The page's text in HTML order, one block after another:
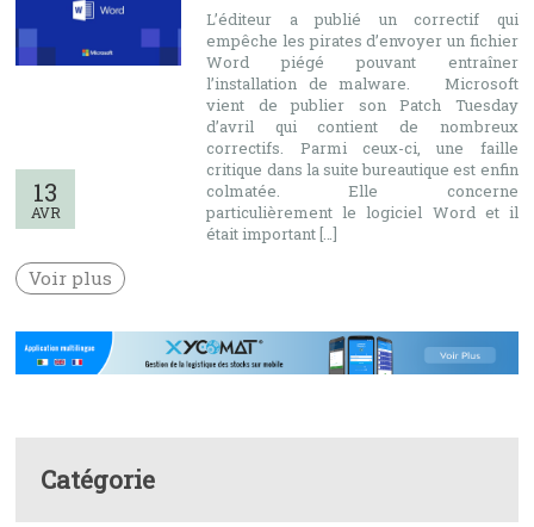
13
AVR
L’éditeur a publié un correctif qui
empêche les pirates d’envoyer un fichier
Word piégé pouvant entraîner
l’installation de malware. Microsoft
vient de publier son Patch Tuesday
d’avril qui contient de nombreux
correctifs. Parmi ceux-ci, une faille
critique dans la suite bureautique est enfin
colmatée. Elle concerne
particulièrement le logiciel Word et il
était important […]
Voir plus
Catégorie